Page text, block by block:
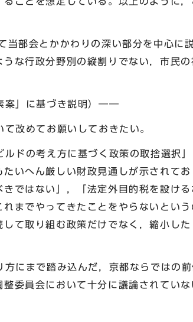
部会とかかわりの深い部分を中心に
な行政分野別の縦割りでない，市民
案」に基づき説明）――
改めてお願いしておきたい。
ドの考え方に基づく政策の取捨選択
いへん厳しい財政見通しが示されて
ではない」，「法定外目的税を設け
までやってきたことをやらないとい
て取り組む政策だけでなく，縮小し
にまで踏み込んだ，京都ならではの前
委員会において十分に議論されてい